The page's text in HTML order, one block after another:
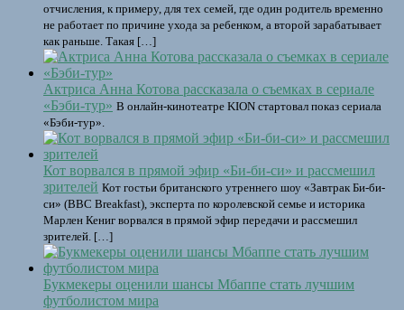
отчисления, к примеру, для тех семей, где один родитель временно
не работает по причине ухода за ребенком, а второй зарабатывает
как раньше. Такая […]
Актриса Анна Котова рассказала о съемках в сериале
«Бэби-тур» В онлайн-кинотеатре KION стартовал показ сериала
«Бэби-тур».
Кот ворвался в прямой эфир «Би-би-си» и рассмешил
зрителей Кот гостьи британского утреннего шоу «Завтрак Би-би-
си» (BBC Breakfast), эксперта по королевской семье и историка
Марлен Кениг ворвался в прямой эфир передачи и рассмешил
зрителей. […]
Букмекеры оценили шансы Мбаппе стать лучшим
футболистом мира